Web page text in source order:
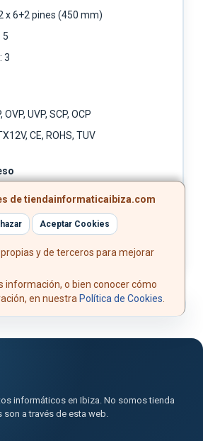
x 6+2 pines (450 mm)
5
3
UVP, SCP, OCP
CE, ROHS, TUV
de tiendainformaticaibiza.com
Aceptar Cookies
y de terceros para mejorar
información, o bien conocer cómo
en nuestra Política de Cookies
informáticos en Ibiza. No somos tienda
a través de esta web.